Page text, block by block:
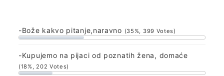
-Bože kakvo pitanje,naravno (35%, 399 Votes)
-Kupujemo na pijaci od poznatih žena, domaće
(18%, 202 Votes)